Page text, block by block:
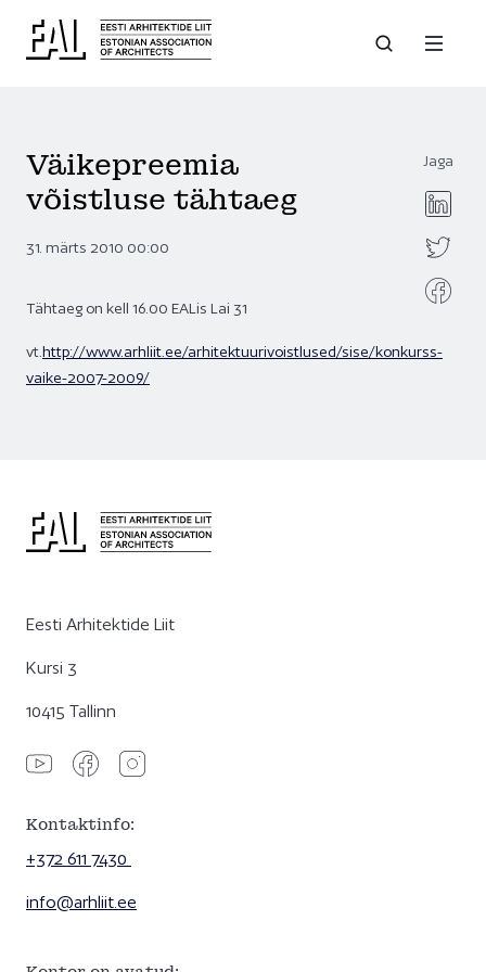
Jaga
Väikepreemia
võistluse tähtaeg
31. märts 2010 00:00
Tähtaeg on kell 16.00 EALis Lai 31
vt.http://www.arhliit.ee/arhitektuurivoistlused/sise/konkurss-
vaike-2007-2009/
Eesti Arhitektide Liit
Kursi 3
10415 Tallinn
Kontaktinfo:
+372 611 7430
info@arhliit.ee